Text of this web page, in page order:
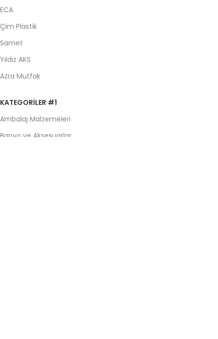
ECA
Çim Plastik
Samet
Yıldız AKS
Azra Mutfak
KATEGORILER #1
Ambalaj Malzemeleri
Banyo ve Aksesuarlar